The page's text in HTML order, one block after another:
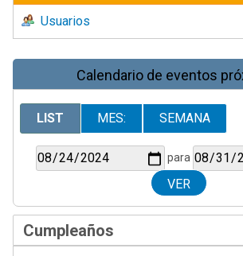
Usuarios
Calendario de eventos
LIST MES: SEMANA
para
Cumpleaños